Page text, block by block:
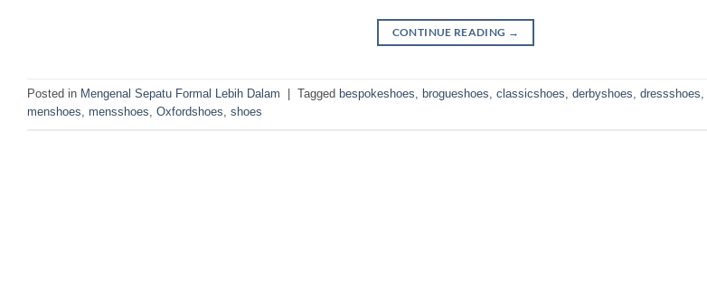
CONTINUE READING →
Posted in Mengenal Sepatu Formal Lebih Dalam Tagged bespokeshoes, brogueshoes, classicshoes, derbyshoes, dressshoes,
menshoes, mensshoes, Oxfordshoes, shoes